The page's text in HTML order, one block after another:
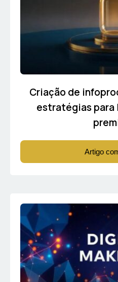
Criação de
estratégias para
Artigo